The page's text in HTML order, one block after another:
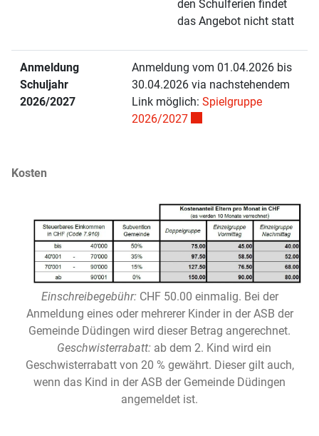
den Schulferien findet
das Angebot nicht statt
Anmeldung
Schuljahr
2026/2027
Anmeldung vom 01.04.2026 bis
30.04.2026 via nachstehendem
Link möglich: Spielgruppe
2026/2027Externer Link wird in
Kosten
Einschreibegebühr: CHF 50.00 einmalig. Bei der
Anmeldung eines oder mehrerer Kinder in der ASB der
Gemeinde Düdingen wird dieser Betrag angerechnet.
Geschwisterrabatt: ab dem 2. Kind wird ein
Geschwisterrabatt von 20 % gewährt. Dieser gilt auch,
wenn das Kind in der ASB der Gemeinde Düdingen
angemeldet ist.